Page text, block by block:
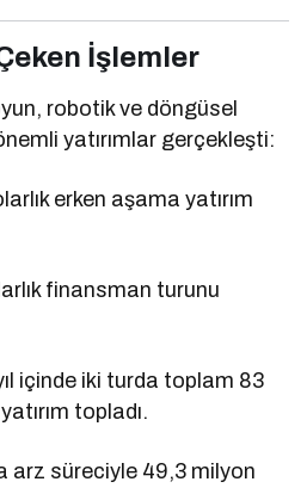
İşlemler
robotik ve döngüsel
yatırımlar gerçekleşti:
erken aşama yatırım
finansman turunu
içinde iki turda toplam 83
topladı.
arz süreciyle 49,3 milyon